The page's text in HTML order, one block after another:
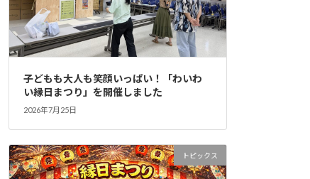
子どもも大人も笑顔いっぱい！「わいわ
い縁日まつり」を開催しました
2026年7月25日
トピックス